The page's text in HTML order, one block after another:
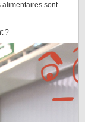
alimentaires sont
?